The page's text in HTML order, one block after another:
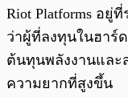
Riot Platforms อยู่
ว่าผู้ที่ลงทุนในฮาร์
ต้นทุนพลังงานและ
ความยากที่สูงขึ้น